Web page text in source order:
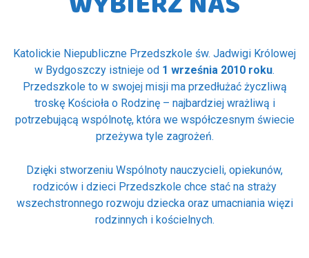
Katolickie Niepubliczne Przedszkole św. Jadwigi Królowej
w Bydgoszczy istnieje od 1 września 2010 roku.
Przedszkole to w swojej misji ma przedłużać życzliwą
troskę Kościoła o Rodzinę – najbardziej wrażliwą i
potrzebującą wspólnotę, która we współczesnym świecie
przeżywa tyle zagrożeń.
Dzięki stworzeniu Wspólnoty nauczycieli, opiekunów,
rodziców i dzieci Przedszkole chce stać na straży
wszechstronnego rozwoju dziecka oraz umacniania więzi
rodzinnych i kościelnych.